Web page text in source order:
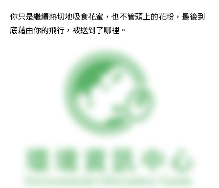
你只是繼續熱切地吸食花蜜，也不管頭上的花粉，最後到
底藉由你的飛行，被送到了哪裡。